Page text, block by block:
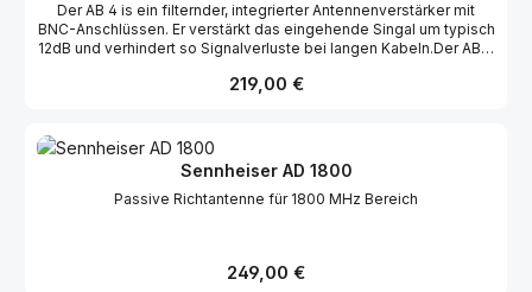
Der AB 4 is ein filternder, integrierter Antennenverstärker mit
BNC-Anschlüssen. Er verstärkt das eingehende Singal um typisch
12dB und verhindert so Signalverluste bei langen Kabeln.Der AB 4
Zusätzlich sind die Filter des AB 4 auf Frequenzen bis 88 Mhz
Regulärer Preis:
219,00 €
Sennheiser AD 1800
Passive Richtantenne für 1800 MHz Bereich
Regulärer Preis:
249,00 €